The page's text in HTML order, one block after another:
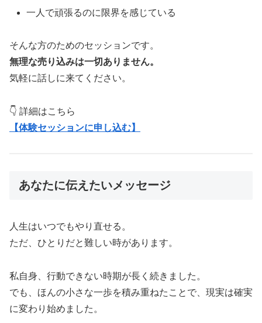
一人で頑張るのに限界を感じている
そんな方のためのセッションです。
無理な売り込みは一切ありません。
気軽に話しに来てください。
👇 詳細はこちら
【体験セッションに申し込む】
あなたに伝えたいメッセージ
人生はいつでもやり直せる。
ただ、ひとりだと難しい時があります。
私自身、行動できない時期が長く続きました。
でも、ほんの小さな一歩を積み重ねたことで、現実は確実
に変わり始めました。